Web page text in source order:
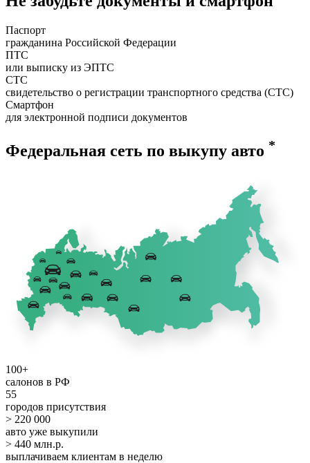
Паспорт
гражданина Российской Федерации
ПТС
или выписку из ЭПТС
СТС
свидетельство о регистрации транспортного средства (СТС)
Смартфон
для электронной подписи документов
Федеральная сеть по выкупу авто *
100+
салонов в РФ
55
городов присутствия
> 220 000
авто уже выкупили
> 440 млн.р.
выплачиваем клиентам в неделю